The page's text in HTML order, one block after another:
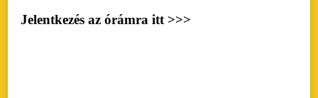
Jelentkezés az órámra itt >>>